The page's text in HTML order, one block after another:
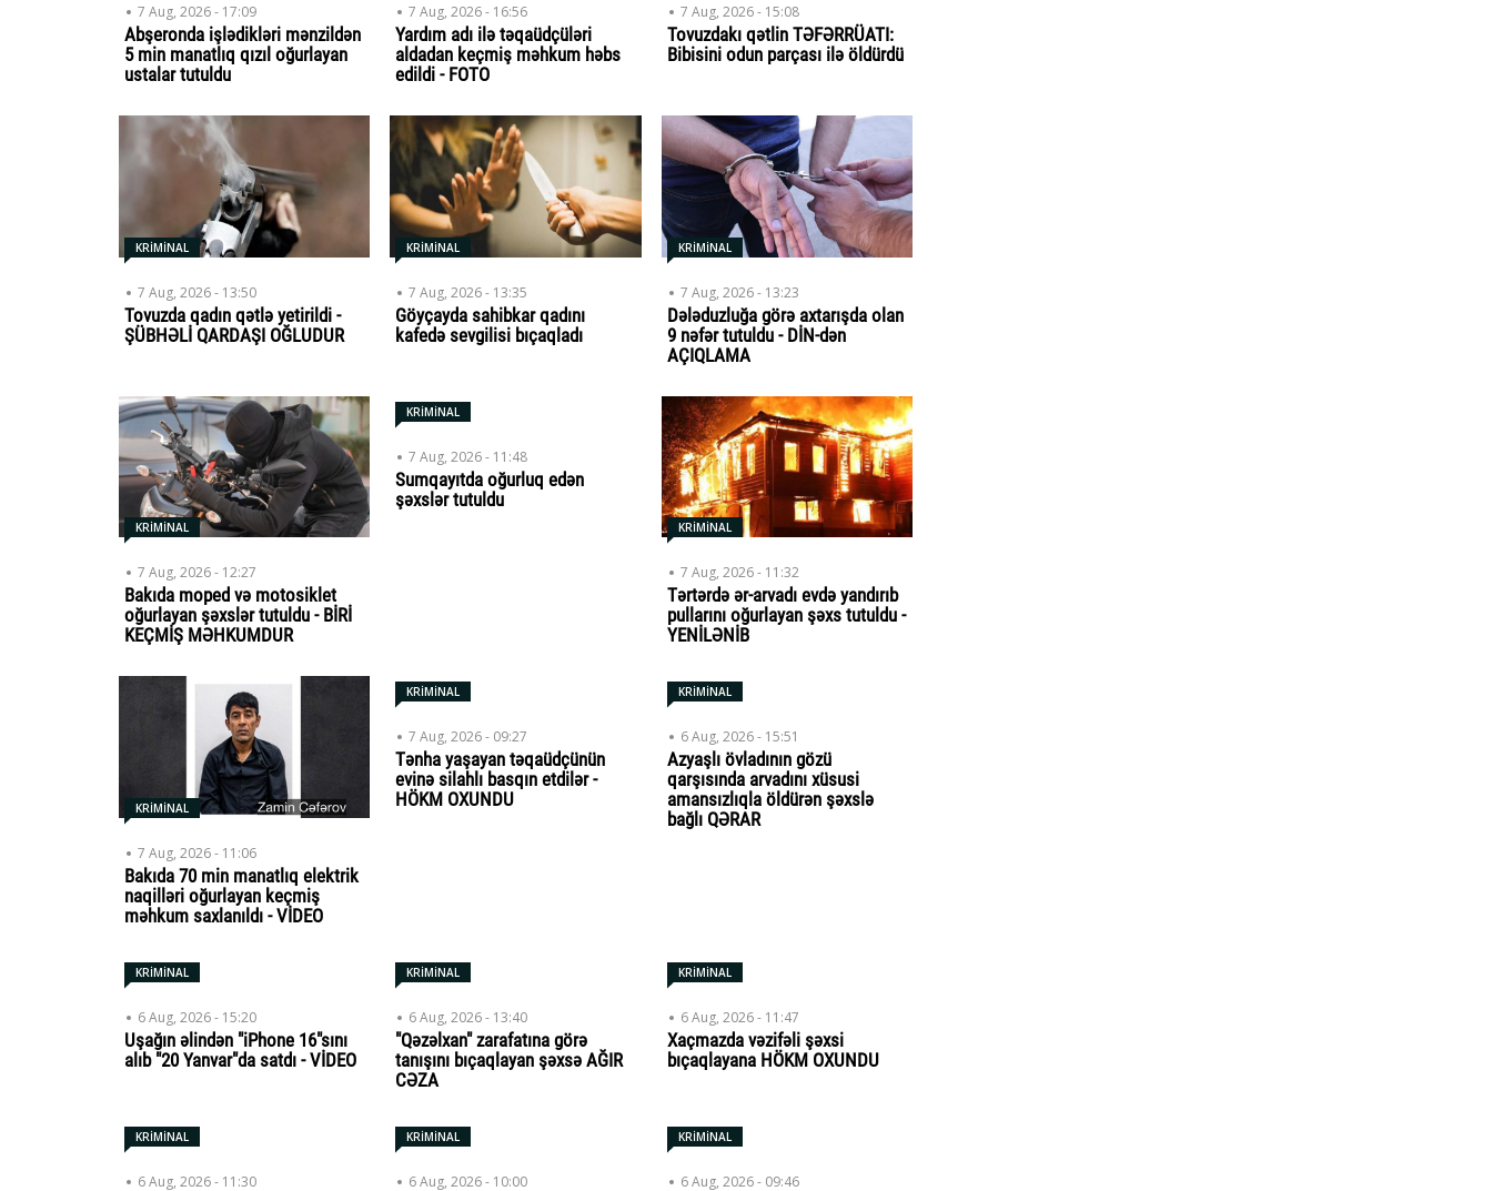
7 Aug, 2026 - 17:09
Abşeronda işlədikləri mənzildən
5 min manatlıq qızıl oğurlayan
ustalar tutuldu
7 Aug, 2026 - 16:56
Yardım adı ilə təqaüdçüləri
aldadan keçmiş məhkum həbs
edildi - FOTO
7 Aug, 2026 - 15:08
Tovuzdakı qətlin TƏFƏRRÜATI:
Bibisini odun parçası ilə öldürdü
KRİMİNAL
7 Aug, 2026 - 13:50
Tovuzda qadın qətlə yetirildi -
ŞÜBHƏLİ QARDAŞI OĞLUDUR
KRİMİNAL
7 Aug, 2026 - 13:35
Göyçayda sahibkar qadını
kafedə sevgilisi bıçaqladı
KRİMİNAL
7 Aug, 2026 - 13:23
Dələduzluğa görə axtarışda olan
9 nəfər tutuldu - DİN-dən
AÇIQLAMA
KRİMİNAL
7 Aug, 2026 - 12:27
Bakıda moped və motosiklet
oğurlayan şəxslər tutuldu - BİRİ
KEÇMİŞ MƏHKUMDUR
KRİMİNAL
7 Aug, 2026 - 11:48
Sumqayıtda oğurluq edən
şəxslər tutuldu
KRİMİNAL
7 Aug, 2026 - 11:32
Tərtərdə ər-arvadı evdə yandırıb
pullarını oğurlayan şəxs tutuldu -
YENİLƏNİB
KRİMİNAL
7 Aug, 2026 - 11:06
Bakıda 70 min manatlıq elektrik
naqilləri oğurlayan keçmiş
məhkum saxlanıldı - VİDEO
KRİMİNAL
7 Aug, 2026 - 09:27
Tənha yaşayan təqaüdçünün
evinə silahlı basqın etdilər -
HÖKM OXUNDU
KRİMİNAL
6 Aug, 2026 - 15:51
Azyaşlı övladının gözü
qarşısında arvadını xüsusi
amansızlıqla öldürən şəxslə
bağlı QƏRAR
KRİMİNAL
6 Aug, 2026 - 15:20
Uşağın əlindən "iPhone 16"sını
alıb "20 Yanvar"da satdı - VİDEO
KRİMİNAL
6 Aug, 2026 - 13:40
"Qəzəlxan" zarafatına görə
tanışını bıçaqlayan şəxsə AĞIR
CƏZA
KRİMİNAL
6 Aug, 2026 - 11:47
Xaçmazda vəzifəli şəxsi
bıçaqlayana HÖKM OXUNDU
KRİMİNAL
6 Aug, 2026 - 11:30
KRİMİNAL
6 Aug, 2026 - 10:00
KRİMİNAL
6 Aug, 2026 - 09:46